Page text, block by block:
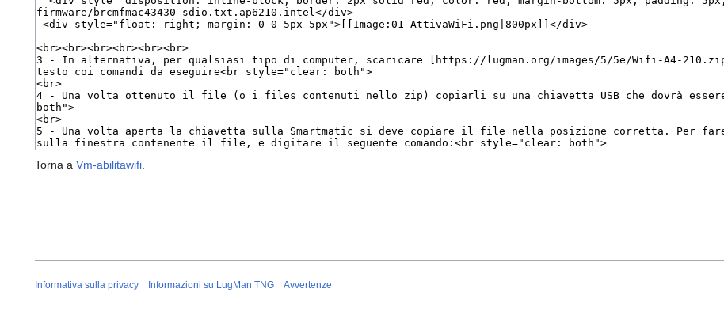
Torna a Vm-abilitawifi.
Informativa sulla privacy Informazioni su LugMan TNG Avvertenze